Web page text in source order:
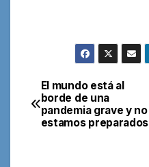
Navegación
de
El mundo está al
borde de una
pandemia grave y no
estamos preparados